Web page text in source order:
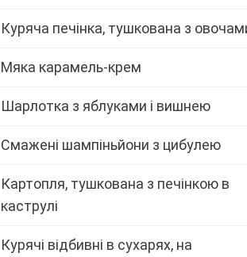
Куряча печінка, тушкована з
Мяка карамель-крем
Шарлотка з яблуками і вишнею
Смажені шампіньйони з цибулею
Картопля, тушкована з печінкою в
каструлі
Курячі відбивні в сухарях, на